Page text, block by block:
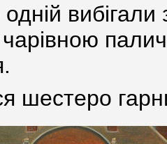
вибігали
шестеро